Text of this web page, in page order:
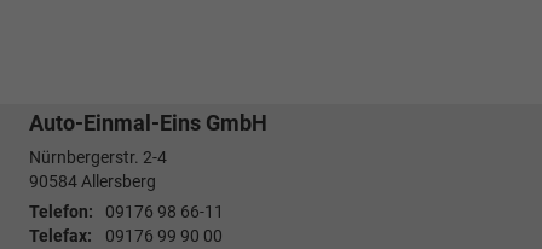
Auto-Einmal-Eins GmbH
Nürnbergerstr. 2-4
90584Allersberg
Telefon:
09176 98 66-11
Telefax:
09176 99 90 00